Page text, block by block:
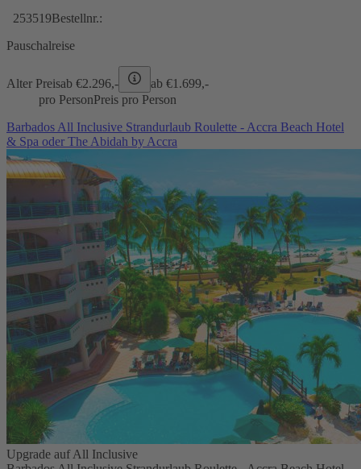
253519Bestellnr.:
Pauschalreise
Alter Preisab €2.296,- ab €1.699,-
pro PersonPreis pro Person
Barbados All Inclusive Strandurlaub Roulette - Accra Beach Hotel
& Spa oder The Abidah by Accra
Upgrade auf All Inclusive